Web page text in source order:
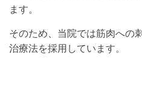
ます。
そのため、当院では筋肉への
治療法を採用しています。